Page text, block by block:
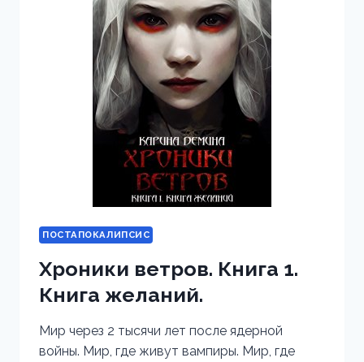
ПОСТАПОКАЛИПСИС
Хроники ветров. Книга 1.
Книга желаний.
Мир через 2 тысячи лет после ядерной
войны. Мир, где живут вампиры. Мир, где